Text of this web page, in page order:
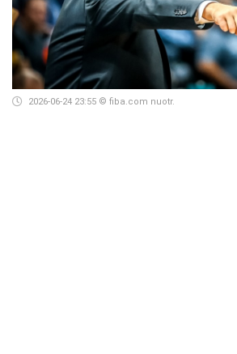
2026-06-24 23:55 © fiba.com nuotr.